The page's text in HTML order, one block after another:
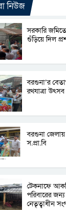
নিউজ
সরকারি
গুঁড়িয়ে দিল
বরগুনা’র
রথযাত্রা
বরগুনা জেলায়
স.প্রা.বি
টেকনাফে
পরিবারের
নেতৃত্বাধীন